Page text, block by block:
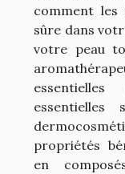
comment
sûre dans
votre peau
propriétés
en